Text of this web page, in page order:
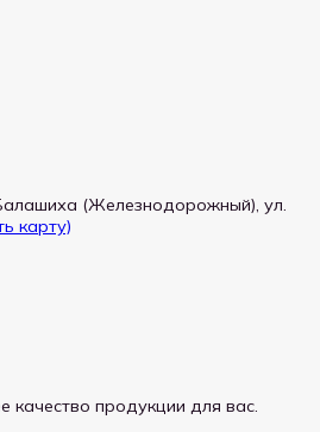
(Железнодорожный), ул.
карту)
качество продукции для вас.